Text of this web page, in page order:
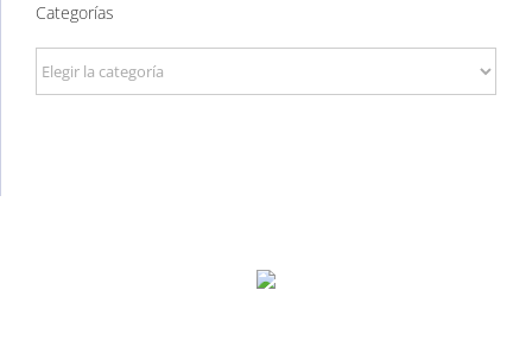
Categorías
Categorías